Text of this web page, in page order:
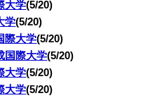
大学(5/20)
学(5/20)
際大学(5/20)
国際大学(5/20)
大学(5/20)
大学(5/20)